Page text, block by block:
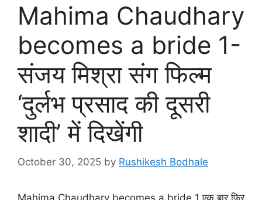
Mahima Chaudhary
becomes a bride 1-
संजय मिश्रा संग फिल्म
‘दुर्लभ प्रसाद की दूसरी
शादी’ में दिखेंगी
October 30, 2025 by Rushikesh Bodhale
Mahima Chaudhary becomes a bride 1 एक बार फिर